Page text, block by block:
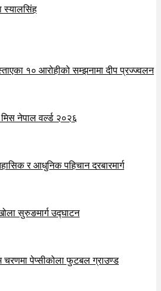
स्यालसिंह
१० आरोहीको सम्झनामा दीप प्रज्ज्वलन
नेपाल वर्ल्ड २०२६
र आधुनिक पहिचान दरबारमार्ग
सुरुङमार्ग उद्घाटन
चरणमा पेप्सीकोला फुटबल ग्राउण्ड